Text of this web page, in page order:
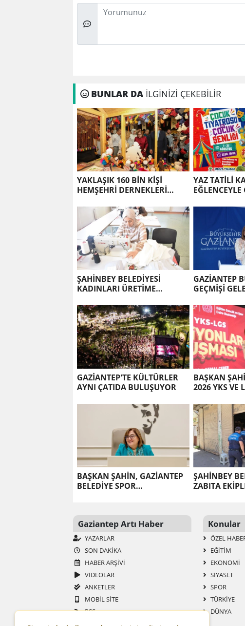
Düşünceleriniz
BUNLAR DA İLGİNİZİ ÇEKEBİLİR
YAKLAŞIK 160 BİN KİŞİ
HEMŞEHRİ DERNEKLERİ
YAZ TATİLİ
EĞLENCEYLE
ŞAHİNBEY BELEDİYESİ
KADINLARI ÜRETİME
GAZİANTEP
GEÇMİŞİ
GAZİANTEP'TE KÜLTÜRLER
AYNI ÇATIDA BULUŞUYOR
BAŞKAN
2026 YKS VE
BAŞKAN ŞAHİN, GAZİANTEP
BELEDİYE SPOR
ŞAHİNBEY
ZABITA
Gaziantep Artı Haber
YAZARLAR
SON DAKIKA
HABER ARŞIVI
VİDEOLAR
ANKETLER
MOBIL SITE
RSS
GAZETELER
Konular
ÖZEL
EĞITIM
EKONOMI
SIYASET
SPOR
TÜRKIYE
DÜNYA